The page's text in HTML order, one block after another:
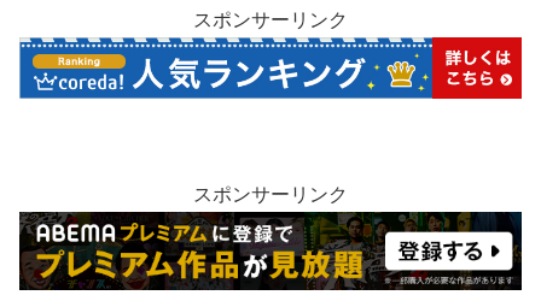
スポンサーリンク
スポンサーリンク